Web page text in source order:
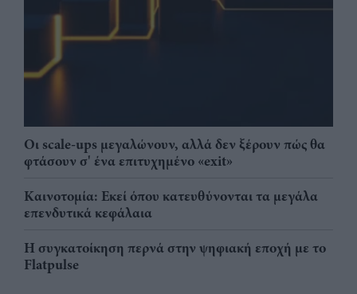
Οι scale-ups μεγαλώνουν, αλλά δεν ξέρουν πώς θα
φτάσουν σ' ένα επιτυχημένο «exit»
Καινοτομία: Εκεί όπου κατευθύνονται τα μεγάλα
επενδυτικά κεφάλαια
Η συγκατοίκηση περνά στην ψηφιακή εποχή με το
Flatpulse